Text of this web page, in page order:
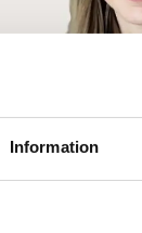
Information
lära oss